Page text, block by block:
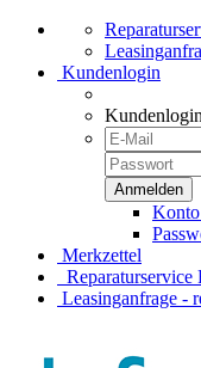
Kundenlogin
Kundenlogin
Konto
Merkzettel
Reparaturservice
Leasinganfrage -